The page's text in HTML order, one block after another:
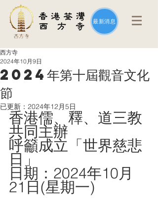
最新消息
2024年第十屆觀音文化
節
西方寺
2024年10月9日
已更新： 2024年12月5日
香港儒、釋、道三教
共同主辦
呼籲成立「世界慈悲
日」
日期：2024年10月
21日(星期一)